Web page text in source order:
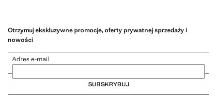
Otrzymuj ekskluzywne promocje, oferty prywatnej sprzedaży i
nowości
Adres e-mail
SUBSKRYBUJ